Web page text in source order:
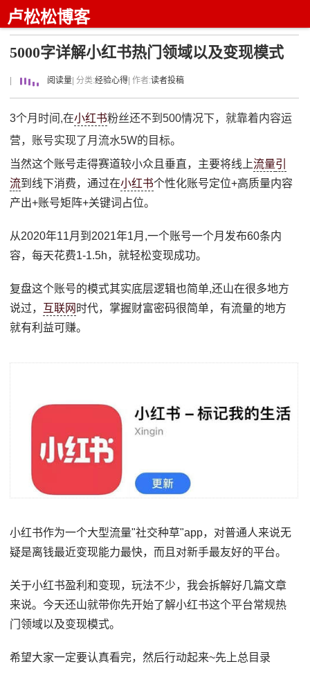
卢松松博客
5000字详解小红书热门领域以及变现模式
阅读量 | 分类:经验心得 | 作者:读者投稿
3个月时间,在小红书粉丝还不到500情况下，就靠着内容运
营，账号实现了月流水5W的目标。
当然这个账号走得赛道较小众且垂直，主要将线上流量引
流到线下消费，通过在小红书个性化账号定位+高质量内容
产出+账号矩阵+关键词占位。
从2020年11月到2021年1月,一个账号一个月发布60条内
容，每天花费1-1.5h，就轻松变现成功。
复盘这个账号的模式其实底层逻辑也简单,还山在很多地方
说过， 互联网 时代，掌握财富密码很简单，有流量的地方
就有利益可赚。
小红书作为一个大型流量"社交种草"app，对普通人来说无
疑是离钱最近变现能力最快，而且对新手最友好的平台。
关于小红书盈利和变现，玩法不少，我会拆解好几篇文章
来说。今天还山就带你先开始了解小红书这个平台常规热
门领域以及变现模式。
希望大家一定要认真看完，然后行动起来~先上总目录